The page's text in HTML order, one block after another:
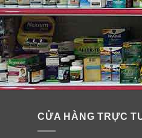
CỬA HÀNG TRỰC